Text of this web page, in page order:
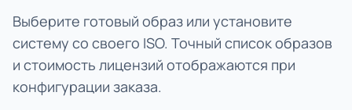
Выберите готовый образ или установите
систему со своего ISO. Точный список образов
и стоимость лицензий отображаются при
конфигурации заказа.